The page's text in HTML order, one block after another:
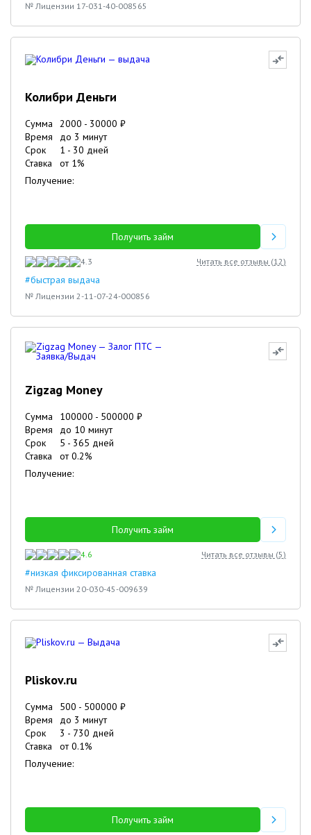
№ Лицензии 17-031-40-008565
Колибри Деньги
Сумма 2000 - 30000 ₽
Время
до 3 минут
Срок
1 - 30 дней
Ставка
от 1%
Получение:
Получить займ
4.3 Читать все отзывы (12)
#быстрая выдача
№ Лицензии 2-11-07-24-000856
Zigzag Money
Сумма 100000 - 500000 ₽
Время
до 10 минут
Срок
5 - 365 дней
Ставка
от0.2%
Получение:
Получить займ
4.6 Читать все отзывы (5)
#низкая фиксированная ставка
№ Лицензии 20-030-45-009639
Pliskov.ru
Сумма 500 - 500000 ₽
Время
до 3 минут
Срок
3 - 730 дней
Ставка
от0.1%
Получение:
Получить займ